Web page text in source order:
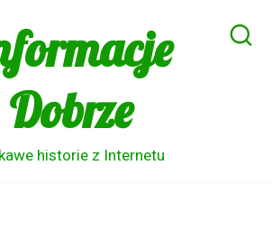
Dobrze
historie z Internetu